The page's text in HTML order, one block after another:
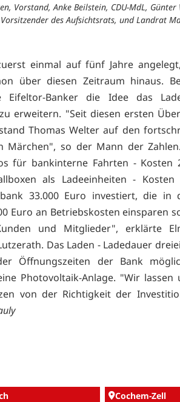
Vorstand, Anke Beilstein, CDU-MdL,
des Aufsichtsrats, und Landrat
einmal auf fünf Jahre
über diesen Zeitraum hinaus.
Eifeltor-Banker die Idee das
erweitern. "Seit diesen ersten
Thomas Welter auf den
Märchen", so der Mann der
für bankinterne Fahrten - Kosten
als Ladeeinheiten -
33.000 Euro investiert, die
Euro an Betriebskosten einsparen
und Mitglieder", erklärte
Das Laden - Ladedauer
Öffnungszeiten der Bank
Photovoltaik-Anlage. "Wir lassen
von der Richtigkeit der
Cochem-Zell